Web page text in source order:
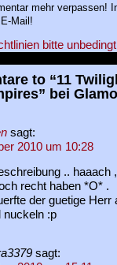
mehr verpassen!
Mail!
bitte
to “11
bei
sagt:
2010 um 10:28
.. haaach ,
recht haben *O* .
der guetige Herr
nuckeln :p
sagt: